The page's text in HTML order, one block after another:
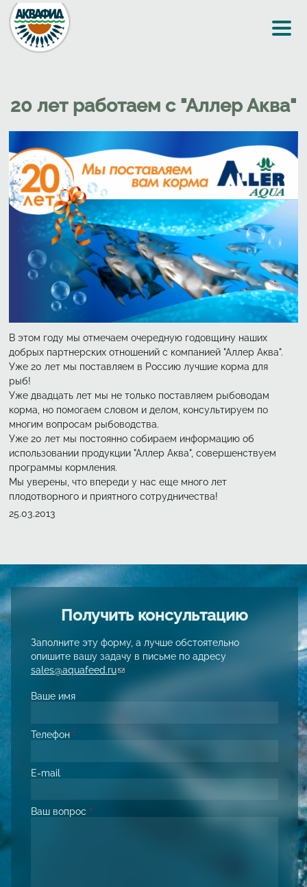
Перейти к основному содержанию
20 лет работаем с "Аллер Аква"
В этом году мы отмечаем очередную годовщину наших
добрых партнерских отношений с компанией "Аллер Аква".
Уже 20 лет мы поставляем в Россию лучшие корма для
рыб!
Уже двадцать лет мы не только поставляем рыбоводам
корма, но помогаем словом и делом, консультируем по
многим вопросам рыбоводства.
Уже 20 лет мы постоянно собираем информацию об
использовании продукции "Аллер Аква", совершенствуем
программы кормления.
Мы уверены, что впереди у нас еще много лет
плодотворного и приятного сотрудничества!
Создано
25.03.2013
Получить консультацию
Заполните эту форму, а лучше обстоятельно
опишите вашу задачу в письме по адресу
sales@aquafeed.ru(link sends e-mail)
Ваше имя
Телефон *
E-mail
Ваш вопрос *